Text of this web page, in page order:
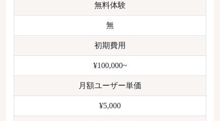
無料体験
無
初期費用
¥100,000~
月額ユーザー単価
¥5,000